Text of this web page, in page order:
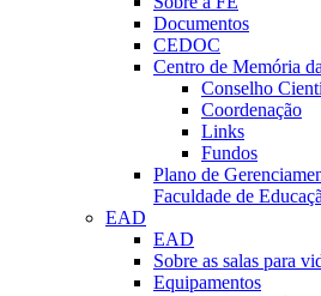
Documentos
CEDOC
Centro de Memória
Conselho
Coordenação
Links
Fundos
Plano de
Faculdade de
EAD
EAD
Sobre as salas para
Equipamentos